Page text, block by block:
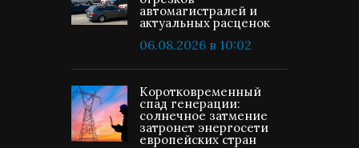
автомагистралей и
актуальных расценок
06.08.2026 в 10:02
Коротковременный
спад генерации:
солнечное затмение
затронет энергосети
европейских стран